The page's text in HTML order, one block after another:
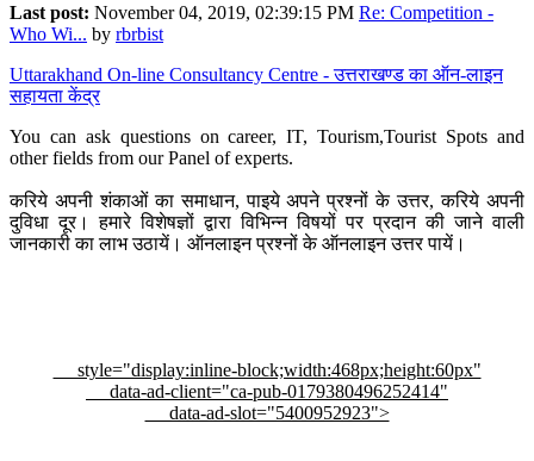
Last post: November 04, 2019, 02:39:15 PM Re: Competition -
Who Wi... by rbrbist
Uttarakhand On-line Consultancy Centre - उत्तराखण्ड का ऑन-लाइन
सहायता केंद्र
You can ask questions on career, IT, Tourism,Tourist Spots and
other fields from our Panel of experts.
करिये अपनी शंकाओं का समाधान, पाइये अपने प्रश्नों के उत्तर, करिये अपनी
दुविधा दूर। हमारे विशेषज्ञों द्वारा विभिन्न विषयों पर प्रदान की जाने वाली
जानकारी का लाभ उठायें। ऑनलाइन प्रश्नों के ऑनलाइन उत्तर पायें।
style="display:inline-block;width:468px;height:60px"
data-ad-client="ca-pub-0179380496252414"
data-ad-slot="5400952923">